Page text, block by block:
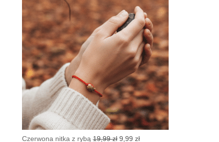
Czerwona nitka z rybą 19,99zł Pierwotna
9,99 złAktualna